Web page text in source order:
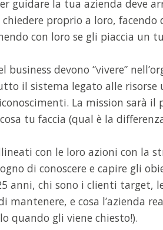
guidare la tua azienda deve
proprio a loro, facendo
con loro se gli piaccia un
business devono “vivere”
il sistema legato alle risorse
La mission sarà il
tu faccia (qual è la
con le loro azioni con la
di conoscere e capire gli
anni, chi sono i clienti target,
mantenere, e cosa l’azienda
quando gli viene chiesto!).